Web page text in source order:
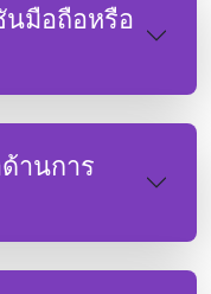
มือถือหรือ
านการ